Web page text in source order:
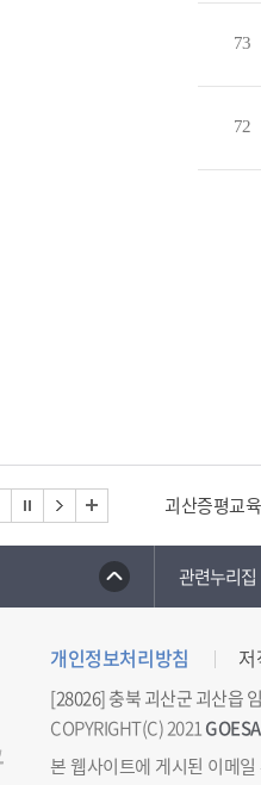
73
72
괴산증평교
관련누리집
개인정보처리방침
[28026] 충북 괴산군 괴산읍
COPYRIGHT(C) 2021
본 웹사이트에 게시된 이메